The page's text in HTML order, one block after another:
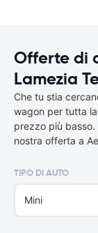
Offerte di
Lamezia
Che tu stia
wagon per tutta
prezzo più
nostra offerta a
TIPO DI AUTO
Mini